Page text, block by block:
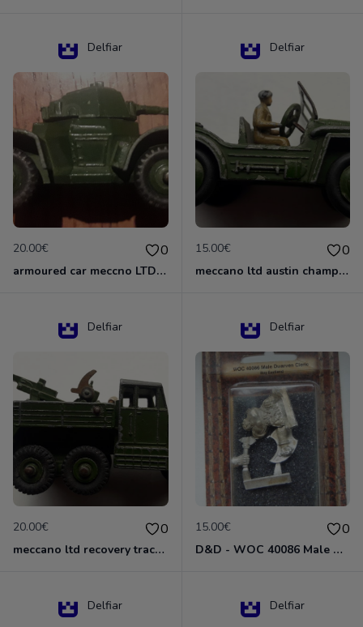
Delfiar
20.00€ 0
armoured car meccno LTD N°670
Delfiar
15.00€ 0
meccano ltd austin champ N°674
Delfiar
20.00€ 0
meccano ltd recovery tractor N°661
Delfiar
15.00€ 0
D&D - WOC 40086 Male Dwarven Cleric Miniature - Donjons Dragons
Delfiar Delfiar